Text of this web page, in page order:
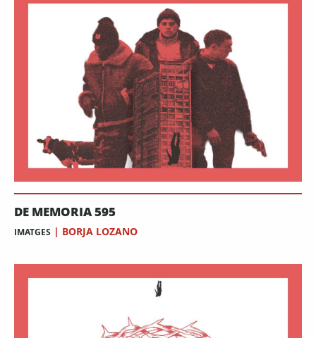
DE MEMORIA 595
IMATGES | BORJA LOZANO